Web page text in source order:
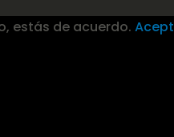
estás de acuerdo.